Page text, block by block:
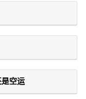
空运